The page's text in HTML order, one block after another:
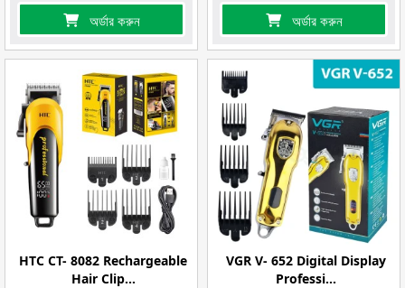
অর্ডার করুন অর্ডার করুন
HTC CT- 8082 Rechargeable
Hair Clip...
VGR V- 652 Digital Display
Professi...